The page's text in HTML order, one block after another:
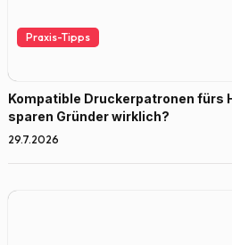
Praxis-Tipps
Kompatible Druckerpatronen fürs
sparen Gründer wirklich?
29.7.2026